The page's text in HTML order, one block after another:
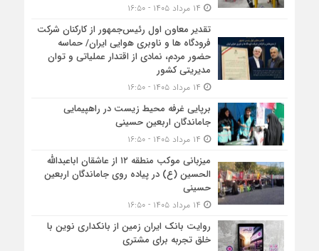
تقدیر معاون اول رئیس‌جمهور از کارکنان شرکت
فرودگاه ها و ناوبری هوایی ایران/ حماسه
حضور مردم، نمادی از اقتدار عملیاتی و توان
مدیریتی کشور
برپایی غرفه محیط زیست در راهپیمایی
جاماندگان اربعین حسینی
میزبانی موکب منطقه ۱۲ از عاشقان اباعبدالله
الحسین (ع) در پیاده روی جاماندگان اربعین
حسینی
روایت بانک ایران زمین از بانکداری نوین با
خلق تجربه برای مشتری